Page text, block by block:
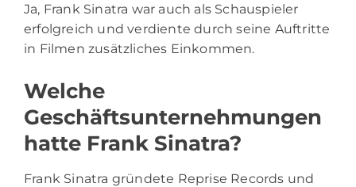
Ja, Frank Sinatra war auch als Schauspieler
erfolgreich und verdiente durch seine Auftritte
in Filmen zusätzliches Einkommen.
Welche
Geschäftsunternehmungen
hatte Frank Sinatra?
Frank Sinatra gründete Reprise Records und